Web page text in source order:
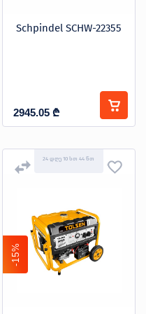
Schpindel SCHW-22355
2945.05 ₾
24 დღე 10 სთ 44 წთ
-15%